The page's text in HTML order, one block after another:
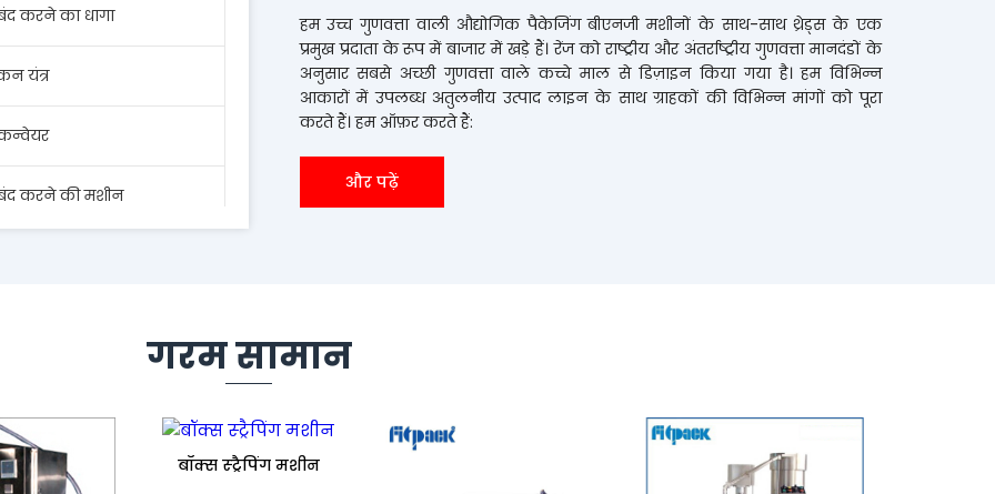
करने का धागा
यंत्र
करने की मशीन
हम उच्च गुणवत्ता वाली औद्योगिक पैकेजिंग बीएनजी मशीनों के साथ-साथ थ्रेड्स के एक
प्रमुख प्रदाता के रूप में बाजार में खड़े हैं। रेंज को राष्ट्रीय और अंतर्राष्ट्रीय गुणवत्ता मानदंडों के
अनुसार सबसे अच्छी गुणवत्ता वाले कच्चे माल से डिज़ाइन किया गया है। हम विभिन्न
आकारों में उपलब्ध अतुलनीय उत्पाद लाइन के साथ ग्राहकों की विभिन्न मांगों को पूरा
करते हैं। हम ऑफ़र करते हैं:
और पढ़ें
गरम सामान
बॉक्स स्ट्रैपिंग मशीन